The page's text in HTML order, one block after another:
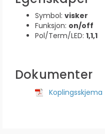
Symbol: visker
Funksjon: on/off
Pol/Term/LED: 1,1,1
Dokumenter
Koplingsskjema